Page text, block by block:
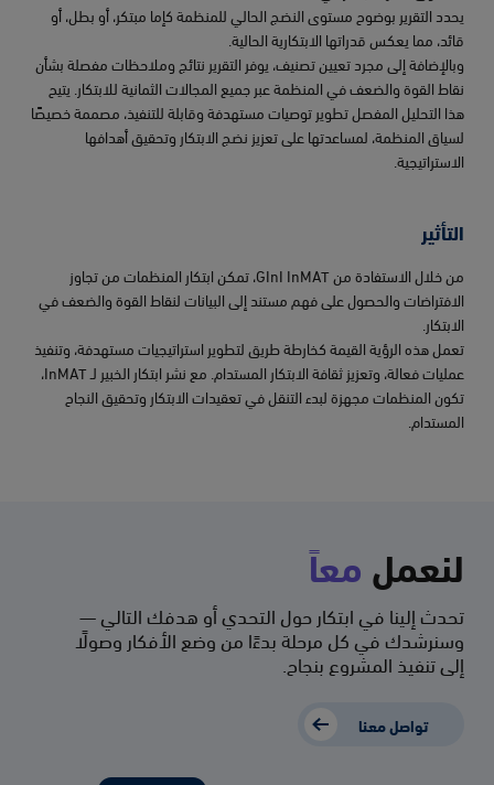
يحدد التقرير بوضوح مستوى النضج الحالي للمنظمة كإما مبتكر، أو بطل، أو
قائد، مما يعكس قدراتها الابتكارية الحالية.
وبالإضافة إلى مجرد تعيين تصنيف، يوفر التقرير نتائج وملاحظات مفصلة بشأن
نقاط القوة والضعف في المنظمة عبر جميع المجالات الثمانية للابتكار. يتيح
هذا التحليل المفصل تطوير توصيات مستهدفة وقابلة للتنفيذ، مصممة خصيصًا
لسياق المنظمة، لمساعدتها على تعزيز نضج الابتكار وتحقيق أهدافها
الاستراتيجية.
التأثير
من خلال الاستفادة من GInI InMAT، تمكن ابتكار المنظمات من تجاوز
الافتراضات والحصول على فهم مستند إلى البيانات لنقاط القوة والضعف في
الابتكار.
تعمل هذه الرؤية القيمة كخارطة طريق لتطوير استراتيجيات مستهدفة، وتنفيذ
عمليات فعالة، وتعزيز ثقافة الابتكار المستدام. مع نشر ابتكار الخبير لـ InMAT،
تكون المنظمات مجهزة لبدء التنقل في تعقيدات الابتكار وتحقيق النجاح
المستدام.
لنعمل معاً
تحدث إلينا في ابتكار حول التحدي أو هدفك التالي —
وسنرشدك في كل مرحلة بدءًا من وضع الأفكار وصولًا
إلى تنفيذ المشروع بنجاح.
تواصل معنا